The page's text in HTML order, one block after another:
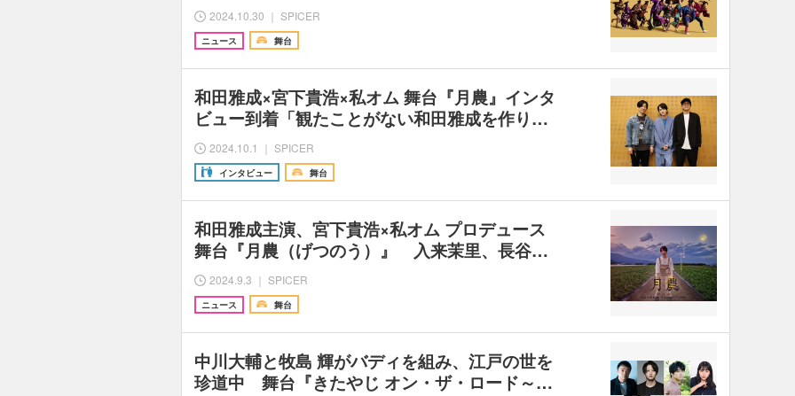
2024.10.30 ｜ SPICER
ニュース 舞台
和田雅成×宮下貴浩×私オム 舞台『月農』インタ
ビュー到着「観たことがない和田雅成を作り…
2024.10.1 ｜ SPICER
インタビュー 舞台
和田雅成主演、宮下貴浩×私オム プロデュース
舞台『月農（げつのう）』 入来茉里、長谷…
2024.9.3 ｜ SPICER
ニュース 舞台
中川大輔と牧島 輝がバディを組み、江戸の世を
珍道中 舞台『きたやじ オン・ザ・ロード～…